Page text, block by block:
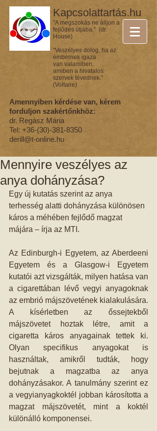
Kapcsolattartás.hu
"A megszokás ne álljon a
fejlődés útjába." (dr.
House)
"Veszélyes dolog, ha az
embernek igaza
van valamiben,
amiben a hivatalos
szervek tévednek."
(Voltaire)
Amennyiben kérdése van, kérem
forduljon szakértőnkhöz:
dr. Regász Mária
Tel: +36-(30)-381-8350
derill@t-online.hu
Mennyire veszélyes az
anya dohányzása?
Egy új kutatás szerint az anya
terhesség alatti dohányzása különösen
káros a méhében fejlődő magzat
májára – írja az MTI.
Az Edinburgh-i Egyetem, az Aberdeeni
Egyetem és a Glasgow-i Egyetem
kutatói azt vizsgálták, milyen hatása van
a cigarettában lévő vegyi anyagoknak
az embrió májszövetének kialakulására.
A kísérletben az őssejtekből
májszövetet hoztak létre, amit a
cigaretta káros anyagainak tettek ki.
Olyan specifikus anyagokat is
használtak, amikről tudták, hogy
bejutnak a magzatba az anya
dohányzásakor. A tanulmány szerint ez
a vegyianyagkoktél jobban károsította a
magzat májszövetét, mint a koktél
különálló komponensei.